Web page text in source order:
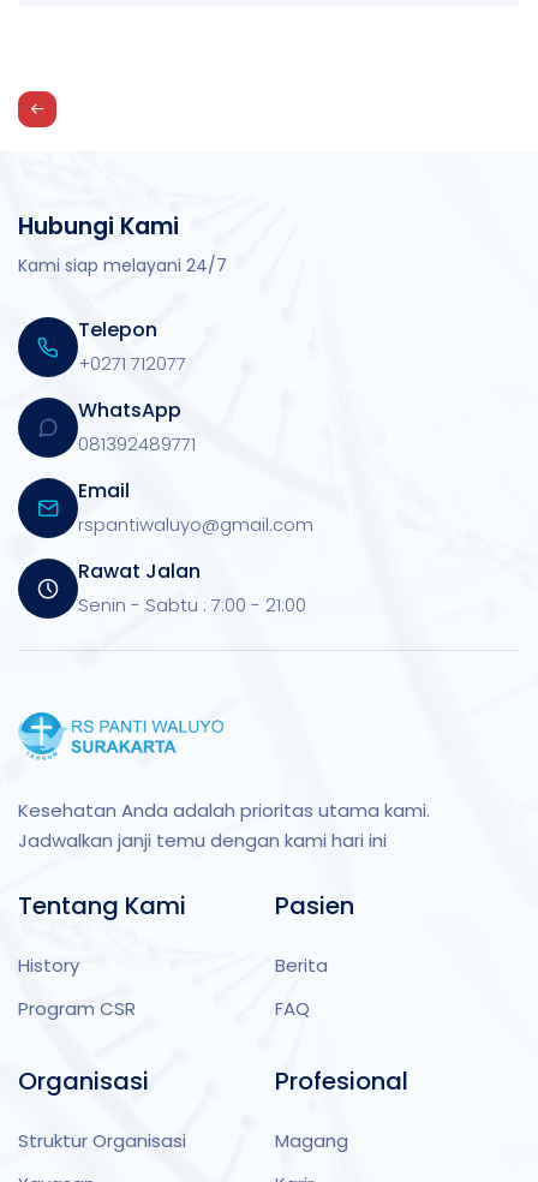
Hubungi Kami
Kami siap melayani 24/7
Telepon
+0271 712077
WhatsApp
081392489771
Email
rspantiwaluyo@gmail.com
Rawat Jalan
Senin - Sabtu : 7:00 - 21:00
Kesehatan Anda adalah prioritas utama kami.
Jadwalkan janji temu dengan kami hari ini
Tentang Kami
History
Program CSR
Pasien
Berita
FAQ
Organisasi
Struktur Organisasi
Profesional
Magang